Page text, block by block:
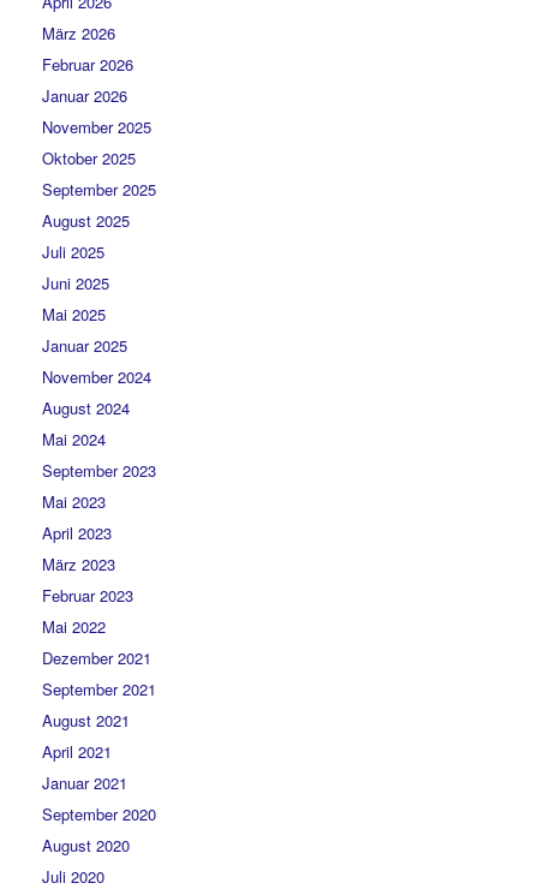
März 2026
Februar 2026
Januar 2026
November 2025
Oktober 2025
September 2025
August 2025
Juli 2025
Juni 2025
Mai 2025
Januar 2025
November 2024
August 2024
Mai 2024
September 2023
Mai 2023
April 2023
März 2023
Februar 2023
Mai 2022
Dezember 2021
September 2021
August 2021
April 2021
Januar 2021
September 2020
August 2020
Juli 2020